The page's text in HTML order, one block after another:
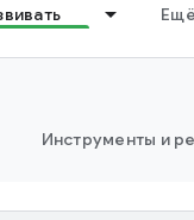
Ещё
Инструменты и